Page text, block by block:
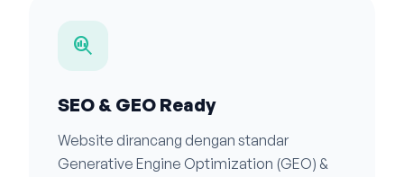
search_insights
SEO & GEO Ready
Website dirancang dengan standar
Generative Engine Optimization (GEO) &